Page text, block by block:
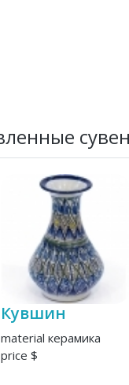
Кувшин
material керамика
price $